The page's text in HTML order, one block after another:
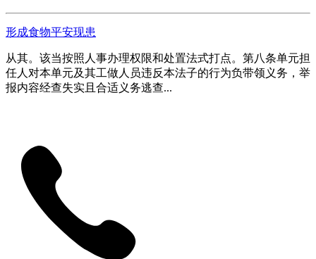
形成食物平安现患
从其。该当按照人事办理权限和处置法式打点。第八条单元担
任人对本单元及其工做人员违反本法子的行为负带领义务，举
报内容经查失实且合适义务逃查...